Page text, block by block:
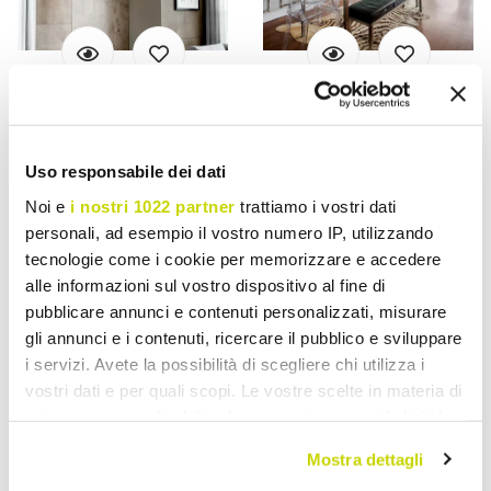
Uso responsabile dei dati
Noi e i nostri 1022 partner trattiamo i vostri dati
personali, ad esempio il vostro numero IP, utilizzando
tecnologie come i cookie per memorizzare e accedere
alle informazioni sul vostro dispositivo al fine di
pubblicare annunci e contenuti personalizzati, misurare
gli annunci e i contenuti, ricercare il pubblico e sviluppare
i servizi. Avete la possibilità di scegliere chi utilizza i
vostri dati e per quali scopi. Le vostre scelte in materia di
modificare o revocare il proprio consenso in qualsiasi
Mostra dettagli
fremstillet i Italien Fås i
flere størrelser - Delos
kr 3.486,45 kr 4.358,08 - 20%
VIADURINI LIGHTING
rhinsten fremstillet i Italien
kr 4.393,29 kr 5.491,65 - 20%